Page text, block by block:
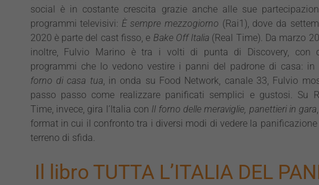
social è in costante crescita grazie anche alle sue
programmi televisivi: È sempre mezzogiorno (Rai1), dove da
2020 è parte del cast fisso, e Bake Off Italia (Real Time). Da marzo
inoltre, Fulvio Marino è tra i volti di punta di Discovery, con
programmi che lo vedono vestire i panni del padrone di casa: in
forno di casa tua , in onda su Food Network, canale 33, Fulvio
passo passo come realizzare panificati semplici e gustosi. Su
Time, invece, gira l’Italia con Il forno delle meraviglie, panettieri in gara
format in cui il confronto tra i diversi modi di vedere la panificazione
terreno di sfida.
Il libro TUTTA L’ITALIA DEL